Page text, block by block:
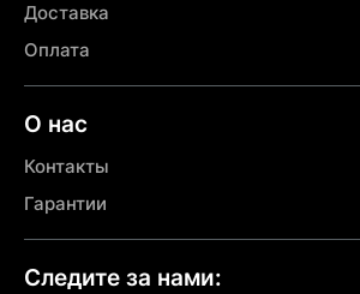
Доставка
Оплата
О нас
Контакты
Гарантии
Следите за нами: